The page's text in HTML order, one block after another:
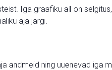
Iga graafiku all on
aja järgi.
andmeid ning uuenevad iga